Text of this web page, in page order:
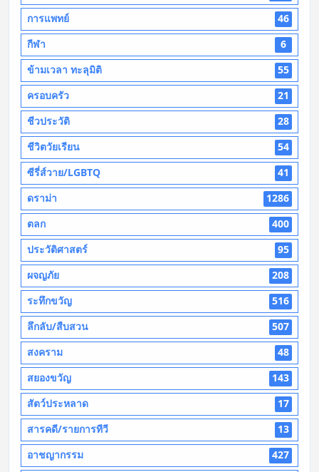
การแพทย์
46
กีฬา
6
ข้ามเวลา ทะลุมิติ
55
ครอบครัว
21
ชีวประวัติ
28
ชีวิตวัยเรียน
54
ซีรี่ส์วาย/LGBTQ
41
ดราม่า
1286
ตลก
400
ประวัติศาสตร์
95
ผจญภัย
208
ระทึกขวัญ
516
ลึกลับ/สืบสวน
507
สงคราม
48
สยองขวัญ
143
สัตว์ประหลาด
17
สารคดี/รายการทีวี
13
อาชญากรรม
427